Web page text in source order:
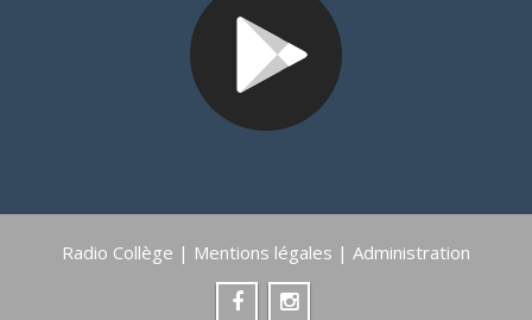
Radio Collège | Mentions légales | Administration